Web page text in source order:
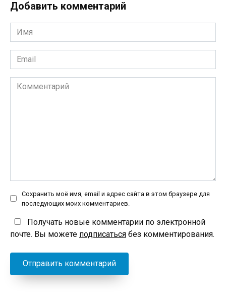
Добавить комментарий
Имя
*
Email
*
Комментарий
Сохранить моё имя, email и адрес сайта в этом браузере для
последующих моих комментариев.
Получать новые комментарии по электронной
почте. Вы можете подписаться без комментирования.